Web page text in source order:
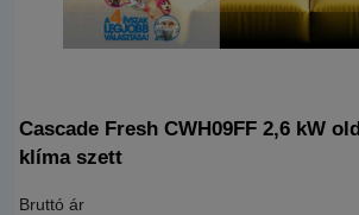
Cascade Fresh CWH09FF 2,6 kW
klíma szett
Bruttó ár